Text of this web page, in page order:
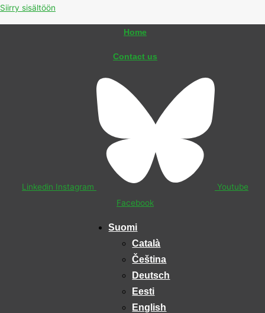
Siirry sisältöön
Home
Contact us
Linkedin Instagram
Youtube
Facebook
Suomi
Català
Čeština
Deutsch
Eesti
English